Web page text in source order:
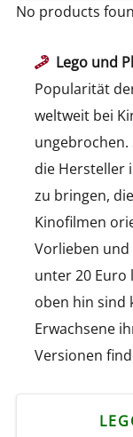
No products
Lego und
Popularität
weltweit bei
ungebrochen.
die Hersteller
zu bringen,
Kinofilmen
Vorlieben und
unter 20 Euro
oben hin sind
Erwachsene
Versionen